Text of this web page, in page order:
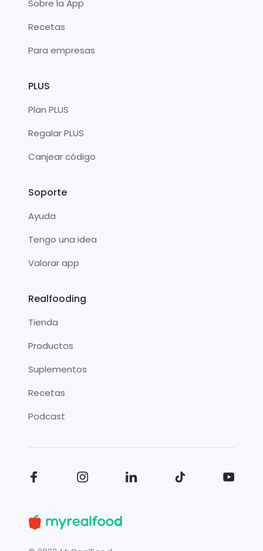
Sobre la App
Recetas
Para empresas
PLUS
Plan PLUS
Regalar PLUS
Canjear código
Soporte
Ayuda
Tengo una idea
Valorar app
Realfooding
Tienda
Productos
Suplementos
Recetas
Podcast